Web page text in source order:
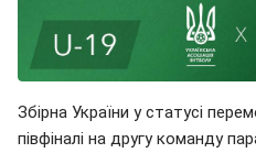
Збірна України у статусі
півфіналі на другу команду